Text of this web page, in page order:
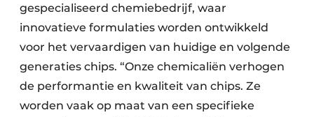
gespecialiseerd chemiebedrijf, waar
innovatieve formulaties worden ontwikkeld
voor het vervaardigen van huidige en volgende
generaties chips. “Onze chemicaliën verhogen
de performantie en kwaliteit van chips. Ze
worden vaak op maat van een specifieke